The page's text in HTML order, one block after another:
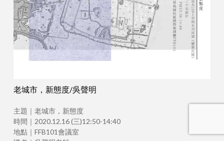
老城市，新態度/吳聲明
主題｜老城市，新態度
時間｜2020.12.16 (三)12:50-14:40
地點｜FFB101會議室